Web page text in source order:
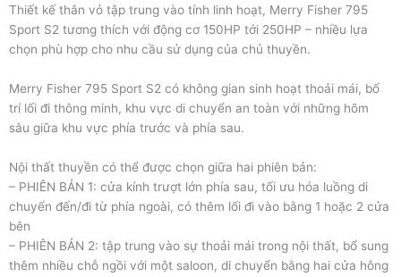
Thiết kế thân vỏ tập trung vào tính linh hoạt, Merry Fisher 795
Sport S2 tương thích với động cơ 150HP tới 250HP – nhiều lựa
chọn phù hợp cho nhu cầu sử dụng của chủ thuyền.
Merry Fisher 795 Sport S2 có không gian sinh hoạt thoải mái, bố
trí lối đi thông minh, khu vực di chuyển an toàn với những hõm
sâu giữa khu vực phía trước và phía sau.
Nội thất thuyền có thể được chọn giữa hai phiên bản:
– PHIÊN BẢN 1: cửa kính trượt lớn phía sau, tối ưu hóa luồng di
chuyển đến/đi từ phía ngoài, có thêm lối đi vào bằng 1 hoặc 2 cửa
bên
– PHIÊN BẢN 2: tập trung vào sự thoải mái trong nội thất, bổ sung
thêm nhiều chỗ ngồi với một saloon, di chuyển bằng hai cửa hông